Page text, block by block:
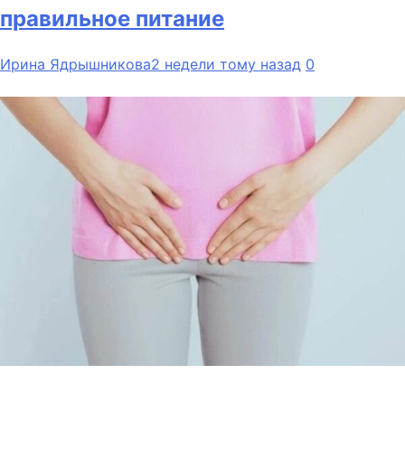
правильное питание
Ирина Ядрышникова2 недели тому назад 0